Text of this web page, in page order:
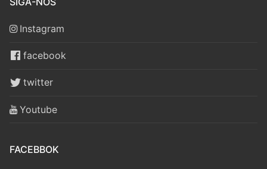
Instagram
facebook
twitter
Youtube
FACEBBOK